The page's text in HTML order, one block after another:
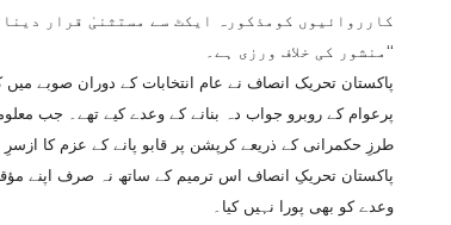
کارروائیوں کومذکورہ ایکٹ سے مستثنیٰ قرار
منشور کی خلاف ورزی ہے۔‘‘
پاکستان تحریک انصاف نے عام انتخابات کے دوران صوبے
پرعوام کے روبرو جواب دہ بنانے کے وعدے کیے تھے۔ جب
طرزِ حکمرانی کے ذریعے کرپشن پر قابو پانے کے عزم کا ازسرِ
پاکستان تحریکِ انصاف اس ترمیم کے ساتھ نہ صرف اپنے
وعدے کو بھی پورا نہیں کیا۔